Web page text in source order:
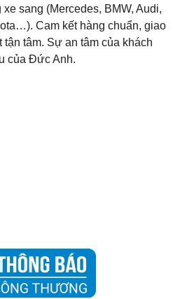
sang (Mercedes, BMW, Audi,
Cam kết hàng chuẩn, giao
tâm. Sự an tâm của khách
của Đức Anh.